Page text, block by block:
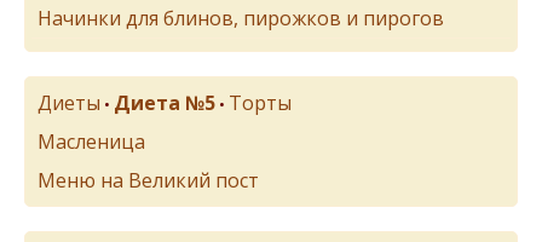
Начинки для блинов, пирожков и пирогов
Диеты • Диета №5 • Торты
Масленица
Меню на Великий пост